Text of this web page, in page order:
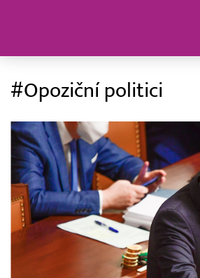
#Opoziční politici